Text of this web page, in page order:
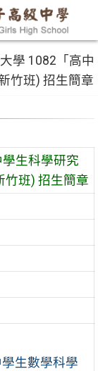
學 1082「高中
竹班) 招生簡章
生科學研究
竹班) 招生簡章
生數學科學